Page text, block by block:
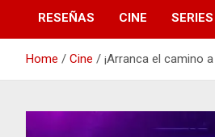
RESEÑAS CINE SERIES
Home Cine ¡Arranca el camino